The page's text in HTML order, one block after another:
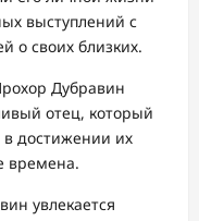
выступлений с
о своих близких.
Дубравин
отец, который
в достижении их
времена.
увлекается